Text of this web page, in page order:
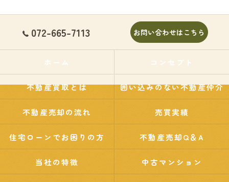
072-665-7113 お問い合わせはこちら
ホーム コンセプト
不動産買取とは 囲い込みのない不動産仲介
不動産売却の流れ 売買実績
住宅ローンでお困りの方 不動産売却Q＆A
当社の特徴 中古マンション